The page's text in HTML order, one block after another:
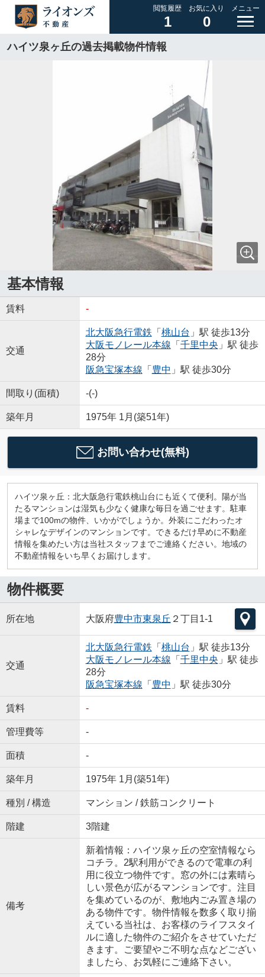
閲覧履歴
1
お気に入り
0
メニュー
ハイツ泉ヶ丘の過去掲載物件情報
基本情報
賃料 -
交通
北大阪急行電鉄 「 桃山台 」駅 徒歩13分
大阪モノレール本線 「 千里中央 」駅 徒歩
28分
阪急宝塚本線 「 豊中 」駅 徒歩30分
間取り(面積) -(-)
築年月 1975年 1月(築51年)
お問い合わせ(無料)
ハイツ泉ヶ丘：北大阪急行電鉄桃山台にも近くて便利。陽が当
たるマンションは湿気も少なく健康な毎日を過ごせます。駐車
場まで100mの物件、いかがでしょうか。外装にこだわったオ
シャレなデザインのマンションです。できるだけ早めに不動産
情報を集めたい方は当社スタッフまでご連絡ください。地域の
不動産情報をいち早くお届けします。
物件概要
所在地 大阪府豊中市東泉丘 ２丁目1-1
交通
北大阪急行電鉄 「 桃山台 」駅 徒歩13分
大阪モノレール本線 「 千里中央 」駅 徒歩
28分
阪急宝塚本線 「 豊中 」駅 徒歩30分
賃料 -
管理費等 -
面積 -
築年月 1975年 1月(築51年)
種別 / 構造 マンション / 鉄筋コンクリート
階建 3階建
備考
新着情報：ハイツ泉ヶ丘の空室情報なら
コチラ。2駅利用ができるので電車の利
用に役立つ物件です。窓の外には素晴ら
しい景色が広がるマンションです。注目
を集めているのが、敷地内ごみ置き場の
ある物件です。物件情報を数多く取り揃
えている当社は、お客様のライフスタイ
ルに適した物件のご紹介をさせていただ
きます。ご要望やご不明な点などござい
ましたら、お気軽にご連絡下さい。